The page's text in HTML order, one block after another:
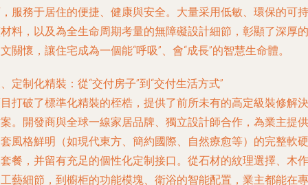
服務于居住的便捷、健康與安全。大量采用低敏、環保的可持
料，以及為全生命周期考量的無障礙設計細節，彰顯了深厚的
關懷，讓住宅成為一個能“呼吸”、會“成長”的智慧生命體。
定制化精裝：從“交付房子”到“交付生活方式”
打破了標準化精裝的桎梏，提供了前所未有的高定級裝修解決
。開發商與全球一線家居品牌、獨立設計師合作，為業主提供
風格鮮明（如現代東方、簡約國際、自然療愈等）的完整軟硬
餐，并留有充足的個性化定制接口。從石材的紋理選擇、木作
藝細節，到櫥柜的功能模塊、衛浴的智能配置，業主都能在專